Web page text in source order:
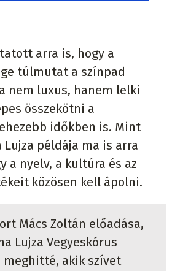
arra is, hogy a
túlmutat a színpad
nem luxus, hanem lelki
összekötni a
időkben is. Mint
példája ma is arra
a nyelv, a kultúra és az
közösen kell ápolni.
Mács Zoltán előadása,
Lujza Vegyeskórus
akik szívet